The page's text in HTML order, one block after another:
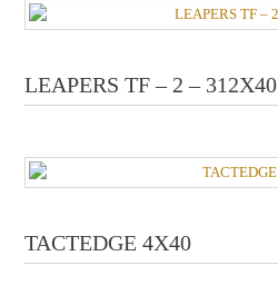
LEAPERS TF – 2 – 312X40
TACTEDGE 4X40